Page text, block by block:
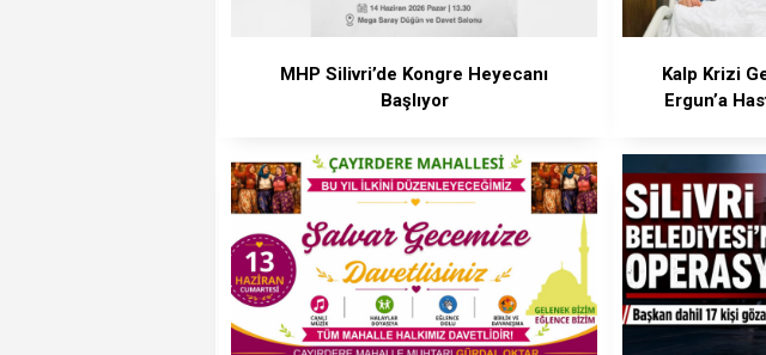
MHP Silivri’de Kongre Heyecanı
Başlıyor
Kalp Krizi
Ergun’a